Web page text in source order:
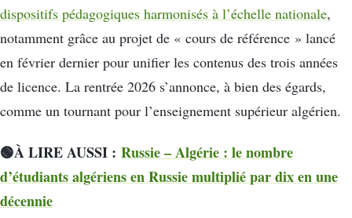
dispositifs pédagogiques harmonisés à l’échelle nationale,
notamment grâce au projet de « cours de référence » lancé
en février dernier pour unifier les contenus des trois années
de licence. La rentrée 2026 s’annonce, à bien des égards,
comme un tournant pour l’enseignement supérieur algérien.
🟢À LIRE AUSSI : Russie – Algérie : le nombre
d’étudiants algériens en Russie multiplié par dix en une
décennie